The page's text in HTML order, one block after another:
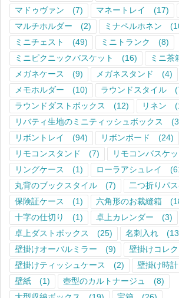
マドゥヴァン
(7) マネートレイ (17)
マルチホルダー
(2) ミナペルホネン
ミニチェスト
(49) ミニトランク
(8)
ミニピクニックバスケット
(16) ミニ茶
メガネケース
(9) メガネスタンド
(4)
メモホルダー
(10) ラウンドスタイル
ラウンドダストボックス
(12) リネン
リバティ生地のミニティッシュボックス
リボントレイ
(94) リボンボード
(24)
リモコンスタンド
(7) リモコンバスケッ
リングケース
(1) ローラアシュレイ
丸背のブックスタイル
(7) 二つ折りパ
保険証ケース
(1) 六角形のお裁縫箱
十字の仕切り
(1) 卓上カレンダー
(3)
卓上ダストボックス
(25) 名刺入れ
壁掛けオーバルミラー
(9) 壁掛けコレ
壁掛けティッシュケース
(2) 壁掛け時計
壁紙
(1) 壺型のカルトナージュ
(8)